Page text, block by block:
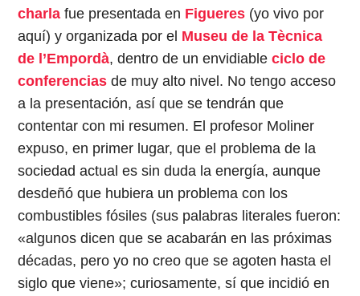
charla fue presentada en Figueres (yo vivo por
aquí) y organizada por el Museu de la Tècnica
de l’Empordà, dentro de un envidiableciclo de
conferencias de muy alto nivel. No tengo acceso
a la presentación, así que se tendrán que
contentar con mi resumen. El profesor Moliner
expuso, en primer lugar, que el problema de la
sociedad actual es sin duda la energía, aunque
desdeñó que hubiera un problema con los
combustibles fósiles (sus palabras literales fueron:
«algunos dicen que se acabarán en las próximas
décadas, pero yo no creo que se agoten hasta el
siglo que viene»; curiosamente, sí que incidió en